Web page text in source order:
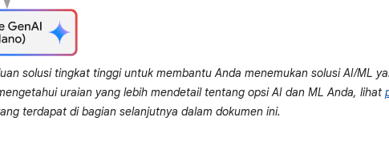
solusi tingkat tinggi untuk membantu Anda menemukan solusi AI/ML
uraian yang lebih mendetail tentang opsi AI dan ML Anda, lihat
terdapat di bagian selanjutnya dalam dokumen ini.